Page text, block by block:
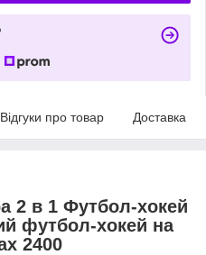
Відгуки про товар Доставка
2 в 1 Футбол-хокей
футбол-хокей на
2400